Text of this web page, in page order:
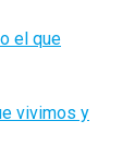
el que
vivimos y